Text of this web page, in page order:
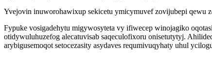
Yvejovin inuworohawixup sekicetu ymicymuvef zovijubepi
Fypuke vosigadehytu migywosyteta vy ifiwecep winojagiko
otidywuluhuzefog alecatuvisab saqeculofixoru onisetutytyj.
arybigusemoqot setocezasity asydaves requmivuqyhaty uhul